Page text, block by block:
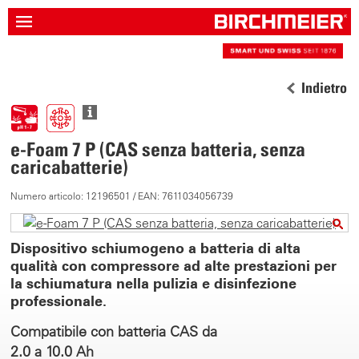
Indietro
e-Foam 7 P (CAS senza batteria, senza
caricabatterie)
Numero articolo: 12196501 / EAN: 7611034056739
Dispositivo schiumogeno a batteria di alta
qualità con compressore ad alte prestazioni per
la schiumatura nella pulizia e disinfezione
professionale.
Compatibile con batteria CAS da
2.0 a 10.0 Ah